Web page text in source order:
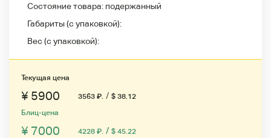
Состояние товара: подержанный
Габариты (с упаковкой):
Вес (с упаковкой):
Текущая цена
¥ 5900 3563 ₽ / $ 38.12
Блиц-цена
¥ 7000 4228 ₽ / $ 45.22